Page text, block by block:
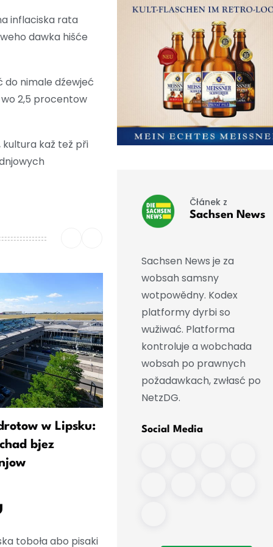
inflaciska rata
dawka hišće
do nimale dźewjeć
2,5 procentow
kaž tež při
w Lipsku:
bjez
Bilger widźi najebać škit
toboła abo pisaki
Čłánek z
Sachsen News
Sachsen News je za
wobsah samsny
wotpowědny. Kodex
platformy dyrbi so
wužiwać. Platforma
kontroluje a wobchada
wobsah po prawnych
požadawkach, zwłasć po
NetzDG.
Social Media